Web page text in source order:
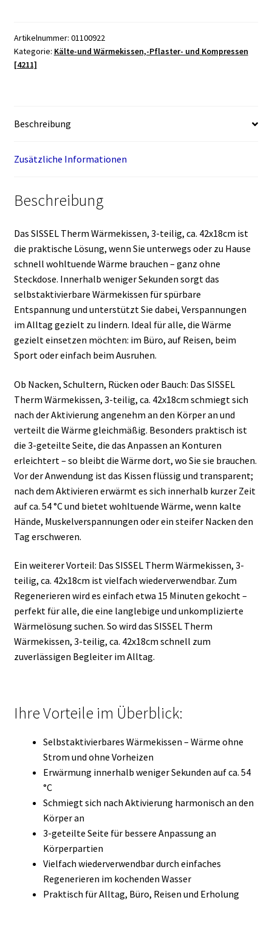
ca.
42x18cm
Menge
Artikelnummer: 01100922
Kategorie: Kälte-und Wärmekissen,-Pflaster- und Kompressen
[4211]
Beschreibung
Zusätzliche Informationen
Beschreibung
Das SISSEL Therm Wärmekissen, 3-teilig, ca. 42x18cm ist
die praktische Lösung, wenn Sie unterwegs oder zu Hause
schnell wohltuende Wärme brauchen – ganz ohne
Steckdose. Innerhalb weniger Sekunden sorgt das
selbstaktivierbare Wärmekissen für spürbare
Entspannung und unterstützt Sie dabei, Verspannungen
im Alltag gezielt zu lindern. Ideal für alle, die Wärme
gezielt einsetzen möchten: im Büro, auf Reisen, beim
Sport oder einfach beim Ausruhen.
Ob Nacken, Schultern, Rücken oder Bauch: Das SISSEL
Therm Wärmekissen, 3-teilig, ca. 42x18cm schmiegt sich
nach der Aktivierung angenehm an den Körper an und
verteilt die Wärme gleichmäßig. Besonders praktisch ist
die 3-geteilte Seite, die das Anpassen an Konturen
erleichtert – so bleibt die Wärme dort, wo Sie sie brauchen.
Vor der Anwendung ist das Kissen flüssig und transparent;
nach dem Aktivieren erwärmt es sich innerhalb kurzer Zeit
auf ca. 54 °C und bietet wohltuende Wärme, wenn kalte
Hände, Muskelverspannungen oder ein steifer Nacken den
Tag erschweren.
Ein weiterer Vorteil: Das SISSEL Therm Wärmekissen, 3-
teilig, ca. 42x18cm ist vielfach wiederverwendbar. Zum
Regenerieren wird es einfach etwa 15 Minuten gekocht –
perfekt für alle, die eine langlebige und unkomplizierte
Wärmelösung suchen. So wird das SISSEL Therm
Wärmekissen, 3-teilig, ca. 42x18cm schnell zum
zuverlässigen Begleiter im Alltag.
Ihre Vorteile im Überblick:
Selbstaktivierbares Wärmekissen – Wärme ohne
Strom und ohne Vorheizen
Erwärmung innerhalb weniger Sekunden auf ca. 54
°C
Schmiegt sich nach Aktivierung harmonisch an den
Körper an
3-geteilte Seite für bessere Anpassung an
Körperpartien
Vielfach wiederverwendbar durch einfaches
Regenerieren im kochenden Wasser
Praktisch für Alltag, Büro, Reisen und Erholung